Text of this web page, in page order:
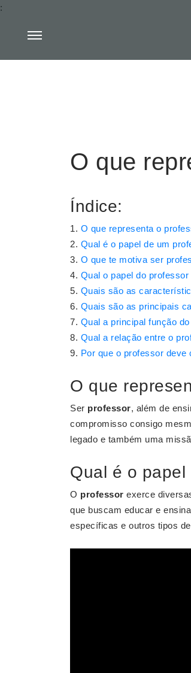
:
O que
Índice:
O que representa o
Qual é o papel de um
O que te motiva ser
Qual o papel do
Quais são as
Quais são as principais
Qual a principal função
Qual a relação entre o
Por que o professor deve
O que
Ser professor, além de
compromisso consigo
legado e também uma
Qual é o
O professor exerce
que buscam educar e
específicas e outros tipos